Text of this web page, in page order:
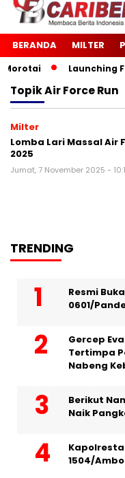
BERANDA MILTER
Launching
TopikAir Force Run
Milter
Lomba Lari Massal Air
2025
Jumat, 7 November 2025 -
TRENDING
Resmi
0601/
Gercep
Tertimpa
Nabeng
Berikut
Naik
1504/